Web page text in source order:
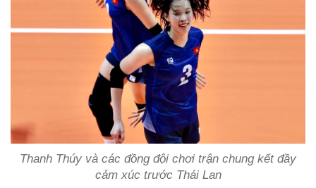
Thanh Thúy và các đồng đội chơi trận chung kết đầy
cảm xúc trước Thái Lan